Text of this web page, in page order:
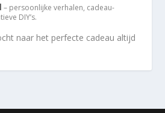
– persoonlijke verhalen, cadeau-
DIY’s.
naar het perfecte cadeau altijd